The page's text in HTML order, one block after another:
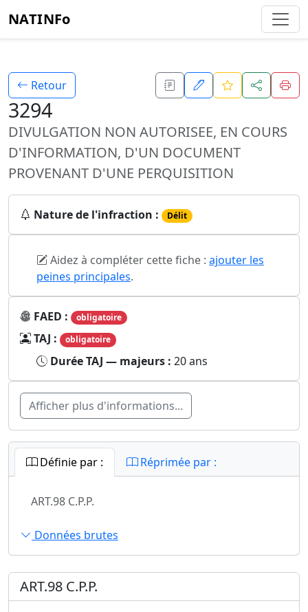
NATINFo
Retour
3294
DIVULGATION NON AUTORISEE, EN COURS
D'INFORMATION, D'UN DOCUMENT
PROVENANT D'UNE PERQUISITION
Nature de l'infraction : Délit
Aidez à compléter cette fiche : ajouter les
peines principales.
FAED : obligatoire
TAJ : obligatoire
Durée TAJ — majeurs : 20 ans
Afficher plus d'informations...
Définie par : Réprimée par :
ART.98 C.P.P.
Données brutes
ART.98 C.P.P.